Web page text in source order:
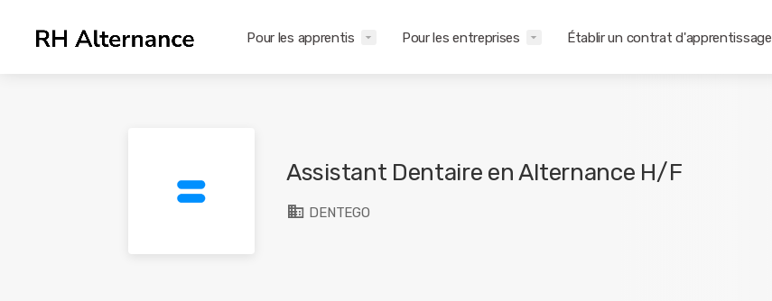
Pour les apprentis Pour les entreprises Établir un contrat d'apprentissage
Assistant Dentaire en Alternance H/F
DENTEGO